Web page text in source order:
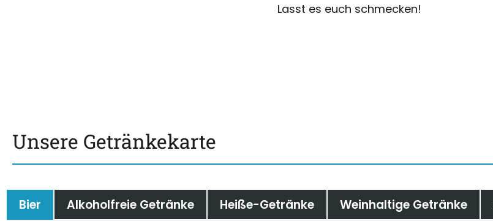
Lasst es euch schmecken!
Unsere Getränkekarte
Bier Alkoholfreie Getränke Heiße-Getränke Weinhaltige Getränke